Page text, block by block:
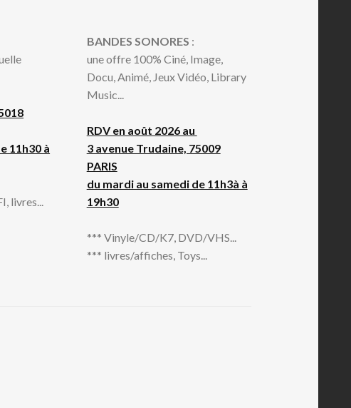
11h30 à
livres...
BANDES SONORES :
une offre 100% Ciné, Image,
Docu, Animé, Jeux Vidéo, Library
Music...
RDV en août 2026 au
3 avenue Trudaine, 75009
PARIS
du mardi au samedi de 11h3à à
19h30
*** Vinyle/CD/K7, DVD/VHS...
*** livres/affiches, Toys...